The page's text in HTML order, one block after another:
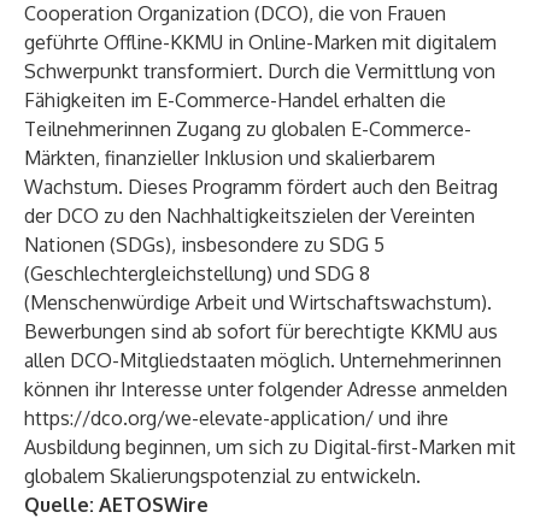
Cooperation Organization (DCO), die von Frauen
geführte Offline-KKMU in Online-Marken mit digitalem
Schwerpunkt transformiert. Durch die Vermittlung von
Fähigkeiten im E-Commerce-Handel erhalten die
Teilnehmerinnen Zugang zu globalen E-Commerce-
Märkten, finanzieller Inklusion und skalierbarem
Wachstum. Dieses Programm fördert auch den Beitrag
der DCO zu den Nachhaltigkeitszielen der Vereinten
Nationen (SDGs), insbesondere zu SDG 5
(Geschlechtergleichstellung) und SDG 8
(Menschenwürdige Arbeit und Wirtschaftswachstum).
Bewerbungen sind ab sofort für berechtigte KKMU aus
allen DCO-Mitgliedstaaten möglich. Unternehmerinnen
können ihr Interesse unter folgender Adresse anmelden
https://dco.org/we-elevate-application/ und ihre
Ausbildung beginnen, um sich zu Digital-first-Marken mit
globalem Skalierungspotenzial zu entwickeln.
Quelle: AETOSWire